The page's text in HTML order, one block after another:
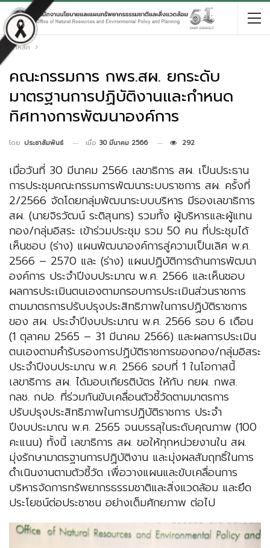
หน้าหลัก
คณะกรรมการ กพร.สผ. ยกระดับ
มาตรฐานการปฏิบัติงานและกำหนด
ทิศทางการพัฒนาองค์การ
โดย ประชาสัมพันธ์ เมื่อ 30 มีนาคม 2566 292
เมื่อวันที่ 30 มีนาคม 2566 เลขาธิการ สผ. เป็นประธาน
การประชุมคณะกรรมการพัฒนาระบบราชการ สผ. ครั้งที่
2/2566 จัดโดยกลุ่มพัฒนาระบบบริหาร มีรองเลขาธิการ
สผ. (นายจิรวัฒน์ ระติสุนทร) รวมทั้ง ผู้บริหารและผู้แทน
กอง/กลุ่มอิสระ เข้าร่วมประชุม รวม 50 คน ที่ประชุมได้
เห็นชอบ (ร่าง) แผนพัฒนาองค์การสู่ความเป็นเลิศ พ.ศ.
2566 – 2570 และ (ร่าง) แผนปฏิบัติการด้านการพัฒนา
องค์การ ประจำปีงบประมาณ พ.ศ. 2566 และเห็นชอบ
ผลการประเมินตนเองตามกรอบการประเมินส่วนราชการ
ตามมาตรการปรับปรุงประสิทธิภาพในการปฏิบัติราชการ
ของ สผ. ประจำปีงบประมาณ พ.ศ. 2566 รอบ 6 เดือน
(1 ตุลาคม 2565 – 31 มีนาคม 2566) และผลการประเมิน
ตนเองตามคำรับรองการปฏิบัติราชการของกอง/กลุ่มอิสระ
ประจำปีงบประมาณ พ.ศ. 2566 รอบที่ 1 ในโอกาสนี้
เลขาธิการ สผ. ได้มอบเกียรติบัตร ให้กับ กยผ. กพส.
กลช. กปอ. ที่ร่วมกันขับเคลื่อนตัวชี้วัดตามมาตรการ
ปรับปรุงประสิทธิภาพในการปฏิบัติราชการ ประจำ
ปีงบประมาณ พ.ศ. 2565 จนบรรลุในระดับคุณภาพ (100
คะแนน) ทั้งนี้ เลขาธิการ สผ. ขอให้ทุกหน่วยงานใน สผ.
มุ่งรักษามาตรฐานการปฏิบัติงาน และมุ่งผลสัมฤทธิ์ในการ
ดำเนินงานตามตัวชี้วัด เพื่อวางแผนและขับเคลื่อนการ
บริหารจัดการทรัพยากรธรรมชาติและสิ่งแวดล้อม และยึด
ประโยชน์ต่อประชาชน อย่างเต็มศักยภาพ ต่อไป